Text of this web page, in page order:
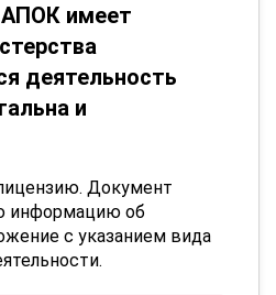
имеет
деятельность
и
Документ
информацию об
с указанием вида